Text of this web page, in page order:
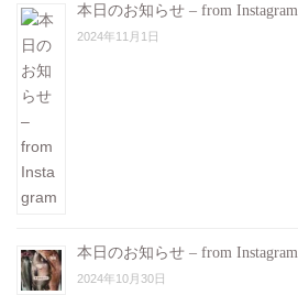
本日のお知らせ – from Instagram
2024年11月1日
本日のお知らせ – from Instagram
2024年10月30日